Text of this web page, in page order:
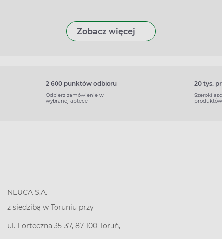
Zobacz więcej
2 600 punktów odbioru
Odbierz zamówienie w
wybranej aptece
20 tys.
Szeroki
produktów
NEUCA S.A.
z siedzibą w Toruniu przy
ul. Forteczna 35-37, 87-100 Toruń,